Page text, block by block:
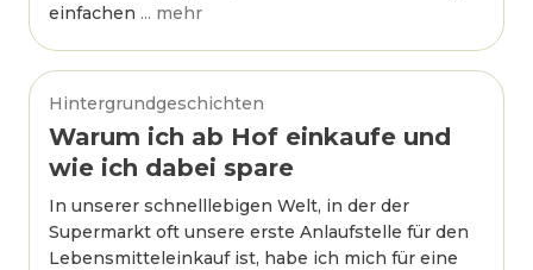
einfachen ... mehr
Hintergrundgeschichten
Warum ich ab Hof einkaufe und
wie ich dabei spare
In unserer schnelllebigen Welt, in der der
Supermarkt oft unsere erste Anlaufstelle für den
Lebensmitteleinkauf ist, habe ich mich für eine